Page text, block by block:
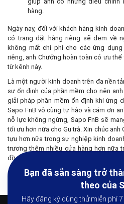
hàng.
Ngày nay, đối với khách hàng kinh
có trang đặt hàng riêng sẽ đem về
không mất chi phí cho các ứng
riêng, anh Chưởng hoàn toàn có ưu
từ kênh này.
Là một người kinh doanh trên đa nền
sự ổn định của phần mềm cho nên
giải pháp phần mềm ổn định khi ứng
Sapo FnB vô cùng tự hào và cảm ơn
nỗ lực không ngừng, Sapo FnB sẽ
tối ưu hơn nữa cho Gu trà. Xin chúc
tựu hơn nữa trong sự nghiệp kinh
trương thêm nhiều cửa hàng hơn nữa
đồ uống chất lượng đi khắp dải đất hình
Bạn đã sẵn sàng trở
theo của
Hãy đăng ký dùng thử miễn phí